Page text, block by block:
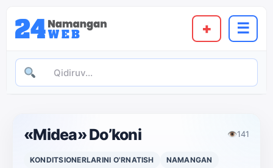
+ ☰
«Midea» Do’koni 👁141
KONDITSIONERLARINI O'RNATISH NAMANGAN